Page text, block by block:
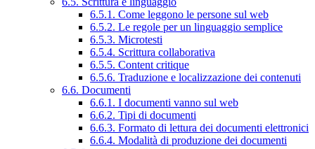
6.5.1. Come leggono le persone sul web
6.5.2. Le regole per un linguaggio semplice
6.5.3. Microtesti
6.5.4. Scrittura collaborativa
6.5.5. Content critique
6.5.6. Traduzione e localizzazione dei contenuti
6.6. Documenti
6.6.1. I documenti vanno sul web
6.6.2. Tipi di documenti
6.6.3. Formato di lettura dei documenti elettronici
6.6.4. Modalità di produzione dei documenti